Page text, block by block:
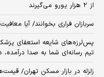
از ۲ هزار یورو می‌گیرند
سربازان فراری بخوانند/ آیا
پس‌لرزه‌های شایعه استعفای
تیم رسانه‌ای شما به صدا
زلزله در بازار مسکن تهران/ قیمت‌ها ۲ برابر شد، خریدار